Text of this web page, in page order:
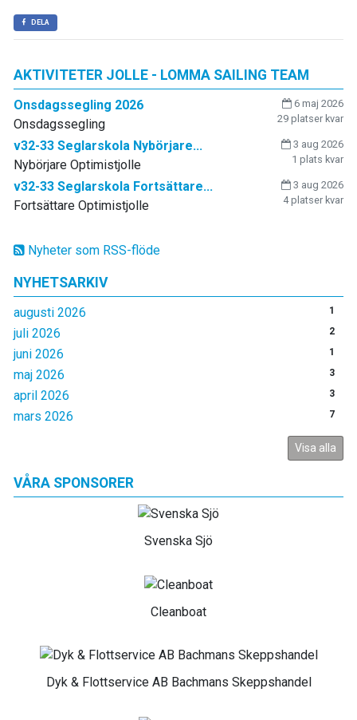
Nyheter som RSS-flöde
NYHETSARKIV
augusti 2026 1
juli 2026 2
juni 2026 1
maj 2026 3
april 2026 3
mars 2026 7
Visa alla
DELA
AKTIVITETER JOLLE - LOMMA SAILING TEAM
Onsdagssegling 2026
6 maj 2026
29 platser kvar
Onsdagssegling
v32-33 Seglarskola Nybörjare...
3 aug 2026
1 plats kvar
Nybörjare Optimistjolle
v32-33 Seglarskola Fortsättare...
3 aug 2026
4 platser kvar
Fortsättare Optimistjolle
VÅRA SPONSORER
Svenska Sjö
Cleanboat
Dyk & Flottservice AB Bachmans Skeppshandel